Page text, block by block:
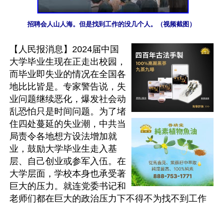
招聘会人山人海。但是找到工作的没几个人。（视频截图）
【人民报消息】2024届中国
大学毕业生现在正走出校园，
而毕业即失业的情况在全国各
地比比皆是。专家警告说，失
业问题继续恶化，爆发社会动
乱恐怕只是时间问题。为了堵
住四处蔓延的失业潮，中共当
局责令各地想方设法增加就
业，鼓励大学毕业生走入基
层、自己创业或参军入伍。在
大学层面，学校本身也承受著
巨大的压力。就连党委书记和
老师们都在巨大的政治压力下不得不为找不到工作